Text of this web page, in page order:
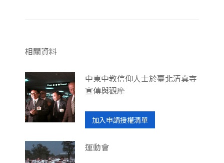
相關資料
中東中教信仰人士於臺北清真寺
宣傳與觀摩
加入申請授權清單
運動會